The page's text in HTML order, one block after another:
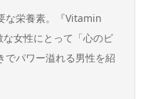
な栄養素。『Vitamin
女性にとって「心のビ
でパワー溢れる男性を紹